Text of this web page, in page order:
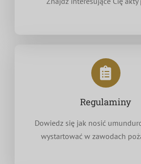
Regulaminy
Dowiedz się jak nosić
wystartować w zawodach